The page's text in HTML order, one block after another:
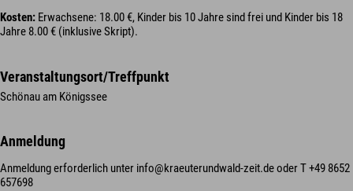
Kosten: Erwachsene: 18.00 €, Kinder bis 10 Jahre sind frei und Kinder bis 18
Jahre 8.00 € (inklusive Skript).
Veranstaltungsort/Treffpunkt
Schönau am Königssee
Anmeldung
Anmeldung erforderlich unter info@kraeuterundwald-zeit.de oder T +49 8652
657698